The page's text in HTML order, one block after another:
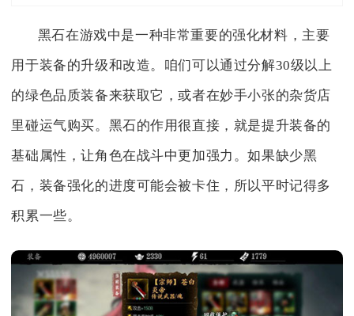
黑石在游戏中是一种非常重要的强化材料，主要
用于装备的升级和改造。咱们可以通过分解30级以上
的绿色品质装备来获取它，或者在妙手小张的杂货店
里碰运气购买。黑石的作用很直接，就是提升装备的
基础属性，让角色在战斗中更加强力。如果缺少黑
石，装备强化的进度可能会被卡住，所以平时记得多
积累一些。